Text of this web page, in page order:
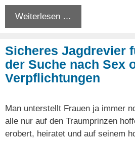
Weiterlesen …
Sicheres Jagdrevier
der Suche nach Sex
Verpflichtungen
Man unterstellt Frauen ja immer
alle nur auf den Traumprinzen
erobert, heiratet und auf seinem